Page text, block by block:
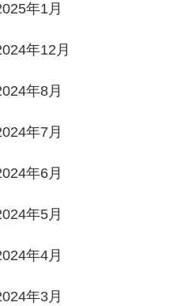
年1月
年12月
年8月
年7月
年6月
年5月
年4月
年3月